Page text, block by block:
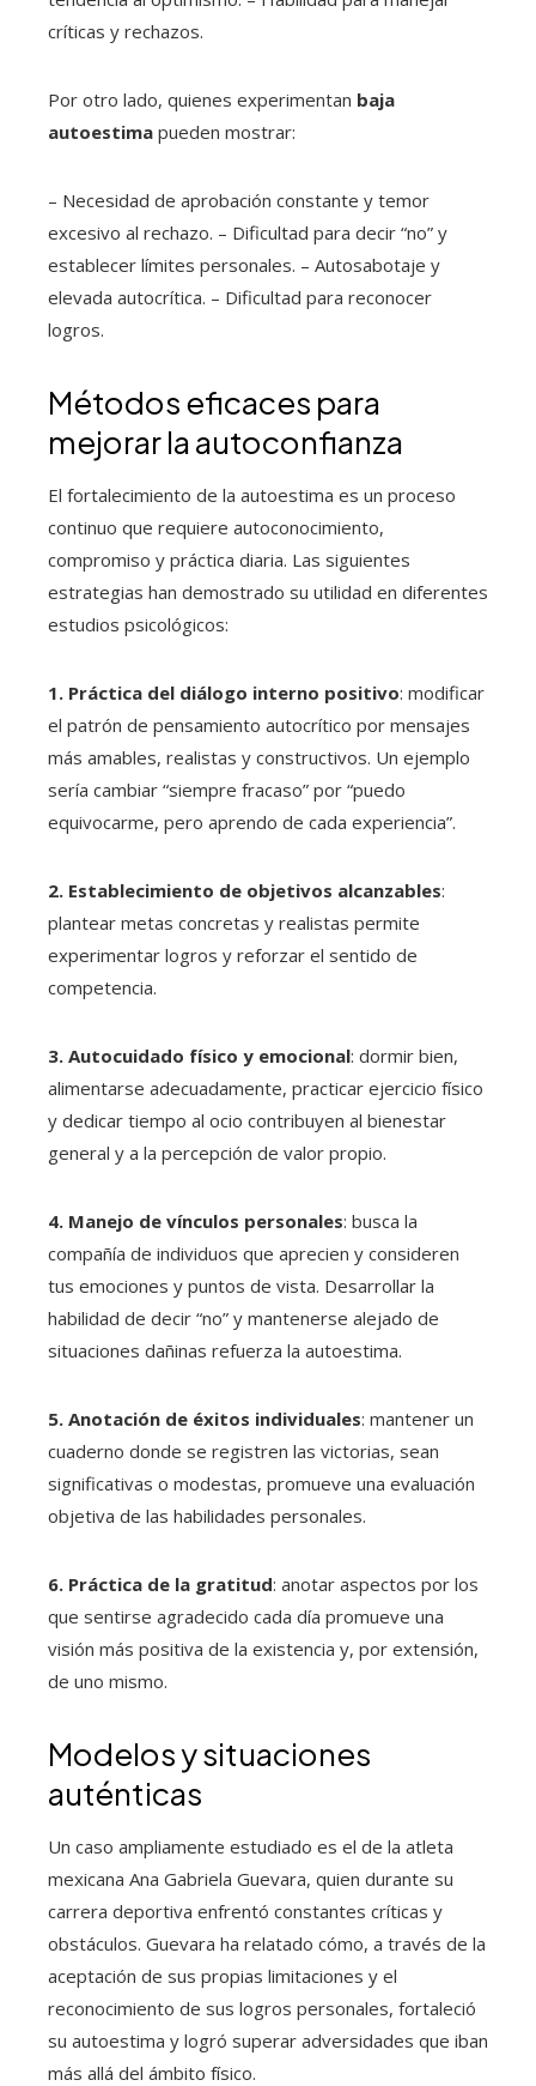
críticas y rechazos.
Por otro lado, quienes experimentan baja
autoestima pueden mostrar:
– Necesidad de aprobación constante y temor
excesivo al rechazo. – Dificultad para decir “no” y
establecer límites personales. – Autosabotaje y
elevada autocrítica. – Dificultad para reconocer
logros.
Métodos eficaces para
mejorar la autoconfianza
El fortalecimiento de la autoestima es un proceso
continuo que requiere autoconocimiento,
compromiso y práctica diaria. Las siguientes
estrategias han demostrado su utilidad en diferentes
estudios psicológicos:
1. Práctica del diálogo interno positivo: modificar
el patrón de pensamiento autocrítico por mensajes
más amables, realistas y constructivos. Un ejemplo
sería cambiar “siempre fracaso” por “puedo
equivocarme, pero aprendo de cada experiencia”.
2. Establecimiento de objetivos alcanzables:
plantear metas concretas y realistas permite
experimentar logros y reforzar el sentido de
competencia.
3. Autocuidado físico y emocional: dormir bien,
alimentarse adecuadamente, practicar ejercicio físico
y dedicar tiempo al ocio contribuyen al bienestar
general y a la percepción de valor propio.
4. Manejo de vínculos personales: busca la
compañía de individuos que aprecien y consideren
tus emociones y puntos de vista. Desarrollar la
habilidad de decir “no” y mantenerse alejado de
situaciones dañinas refuerza la autoestima.
5. Anotación de éxitos individuales: mantener un
cuaderno donde se registren las victorias, sean
significativas o modestas, promueve una evaluación
objetiva de las habilidades personales.
6. Práctica de la gratitud: anotar aspectos por los
que sentirse agradecido cada día promueve una
visión más positiva de la existencia y, por extensión,
de uno mismo.
Modelos y situaciones
auténticas
Un caso ampliamente estudiado es el de la atleta
mexicana Ana Gabriela Guevara, quien durante su
carrera deportiva enfrentó constantes críticas y
obstáculos. Guevara ha relatado cómo, a través de la
aceptación de sus propias limitaciones y el
reconocimiento de sus logros personales, fortaleció
su autoestima y logró superar adversidades que iban
más allá del ámbito físico.